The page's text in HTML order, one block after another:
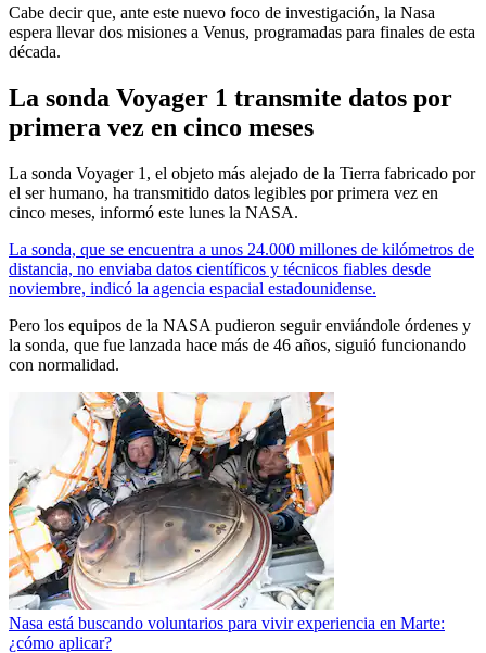
Cabe decir que, ante este nuevo foco de investigación, la Nasa
espera llevar dos misiones a Venus, programadas para finales de esta
década.
La sonda Voyager 1 transmite datos por
primera vez en cinco meses
La sonda Voyager 1, el objeto más alejado de la Tierra fabricado por
el ser humano, ha transmitido datos legibles por primera vez en
cinco meses, informó este lunes la NASA.
La sonda, que se encuentra a unos 24.000 millones de kilómetros de
distancia, no enviaba datos científicos y técnicos fiables desde
noviembre, indicó la agencia espacial estadounidense.
Pero los equipos de la NASA pudieron seguir enviándole órdenes y
la sonda, que fue lanzada hace más de 46 años, siguió funcionando
con normalidad.
Nasa está buscando voluntarios para vivir experiencia en Marte:
¿cómo aplicar?